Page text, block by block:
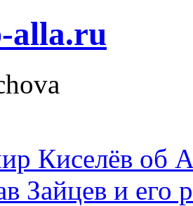
alla.ru
Киселёв об
Зайцев и его